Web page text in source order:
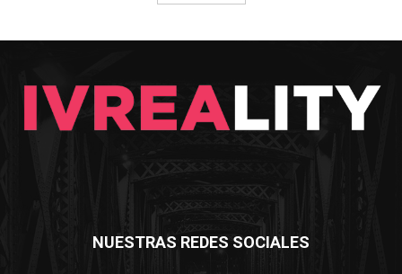
NUESTRAS REDES SOCIALES